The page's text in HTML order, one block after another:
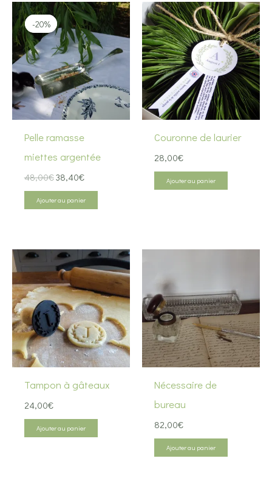
-20%
-20%
Pelle ramasse
miettes argentée
48,00€Le
prix
initial
était :
38,40€Le
prix
actuel
est :
Ajouter au panier
Couronne de laurier
28,00€
Ajouter au panier
Tampon à gâteaux
24,00€
Ajouter au panier
Nécessaire de
bureau
82,00€
Ajouter au panier